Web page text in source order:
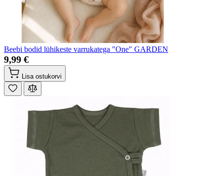
Beebi bodid lühikeste varrukatega "One" GARDEN
9,99 €
Lisa ostukorvi